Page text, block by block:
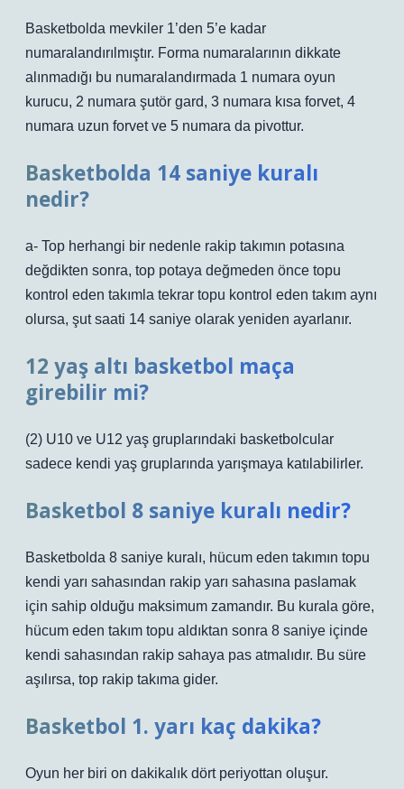
Basketbolda mevkiler 1’den 5’e kadar
numaralandırılmıştır. Forma numaralarının dikkate
alınmadığı bu numaralandırmada 1 numara oyun
kurucu, 2 numara şutör gard, 3 numara kısa forvet, 4
numara uzun forvet ve 5 numara da pivottur.
Basketbolda 14 saniye kuralı
nedir?
a- Top herhangi bir nedenle rakip takımın potasına
değdikten sonra, top potaya değmeden önce topu
kontrol eden takımla tekrar topu kontrol eden takım aynı
olursa, şut saati 14 saniye olarak yeniden ayarlanır.
12 yaş altı basketbol maça
girebilir mi?
(2) U10 ve U12 yaş gruplarındaki basketbolcular
sadece kendi yaş gruplarında yarışmaya katılabilirler.
Basketbol 8 saniye kuralı nedir?
Basketbolda 8 saniye kuralı, hücum eden takımın topu
kendi yarı sahasından rakip yarı sahasına paslamak
için sahip olduğu maksimum zamandır. Bu kurala göre,
hücum eden takım topu aldıktan sonra 8 saniye içinde
kendi sahasından rakip sahaya pas atmalıdır. Bu süre
aşılırsa, top rakip takıma gider.
Basketbol 1. yarı kaç dakika?
Oyun her biri on dakikalık dört periyottan oluşur.